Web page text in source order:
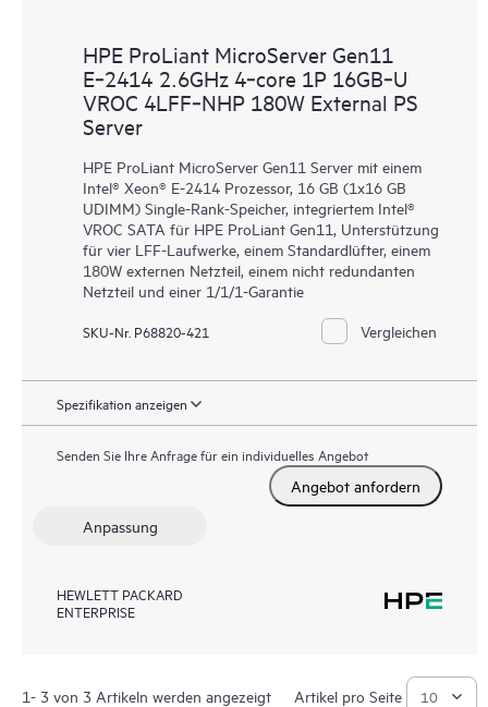
HPE ProLiant MicroServer Gen11
E‑2414 2.6GHz 4‑core 1P 16GB‑U
VROC 4LFF‑NHP 180W External PS
Server
HPE ProLiant MicroServer Gen11 Server mit einem
Intel® Xeon® E-2414 Prozessor, 16 GB (1x16 GB
UDIMM) Single-Rank-Speicher, integriertem Intel®
VROC SATA für HPE ProLiant Gen11, Unterstützung
für vier LFF-Laufwerke, einem Standardlüfter, einem
180W externen Netzteil, einem nicht redundanten
Netzteil und einer 1/1/1-Garantie
SKU-Nr. P68820-421 Vergleichen
Spezifikation anzeigen
Senden Sie Ihre Anfrage für ein individuelles Angebot
Angebot anfordern
Anpassung
HEWLETT PACKARD
ENTERPRISE
1- 3 von 3 Artikeln werden angezeigt Artikel pro Seite